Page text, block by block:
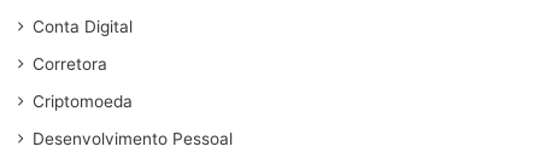
Conta Digital
Corretora
Criptomoeda
Desenvolvimento Pessoal